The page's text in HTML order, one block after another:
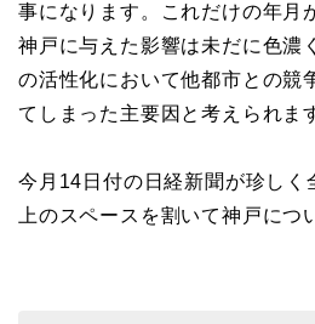
事になります。これだけの年月
神戸に与えた影響は未だに色濃
の活性化において他都市との競
てしまった主要因と考えられま
今月14日付の日経新聞が珍しく
上のスペースを割いて神戸につ